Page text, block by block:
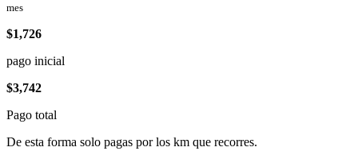
mes
$1,726
pago inicial
$3,742
Pago total
De esta forma solo pagas por los km que recorres.